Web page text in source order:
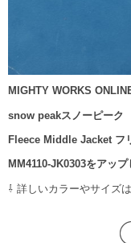
MIGHTY WORKS
snow peakスノーピーク
Fleece Middle Jacket フ
MM4110-JK0303をアップ
⇩ 詳しいカラーやサイズ